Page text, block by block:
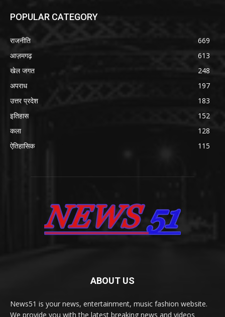
POPULAR CATEGORY
राजनीति
669
आज़मगढ़
613
खेल जगत
248
अपराध
197
उत्तर प्रदेश
183
इतिहास
152
कला
128
ऐतिहासिक
115
ABOUT US
News51 is your news, entertainment, music fashion website.
We provide you with the latest breaking news and videos